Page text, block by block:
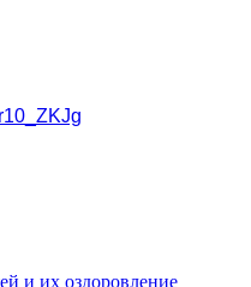
и их оздоровление